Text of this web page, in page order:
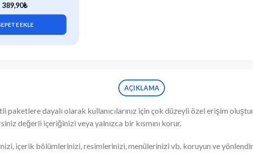
389,90₺
EKLE
AÇIKLAMA
paketlere dayalı olarak kullanıcılarınız için çok düzeyli özel erişim
değerli içeriğinizi veya yalnızca bir kısmını korur.
içerik bölümlerinizi, resimlerinizi, menülerinizi vb. koruyun ve